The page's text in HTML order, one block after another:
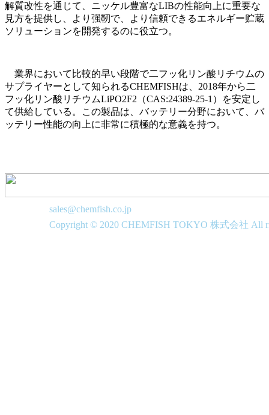
解質改性を通じて、ニッケル豊富なLIBの性能向上に重要な
見方を提供し、より强靭で、より信頼できるエネルギー贮蔵
ソリューションを開発するのに役立つ。
業界において比較的早い段階で二フッ化リン酸リチウムの
サプライヤーとして知られるCHEMFISHは、2018年から二
フッ化リン酸リチウムLiPO2F2（CAS:24389-25-1）を安定し
て供給している。この製品は、バッテリー分野において、バ
ッテリー性能の向上に非常に積極的な意義を持つ。
sales@chemfish.co.jp
Copyright © 2020 CHEMFISH TOKYO 株式会社 All